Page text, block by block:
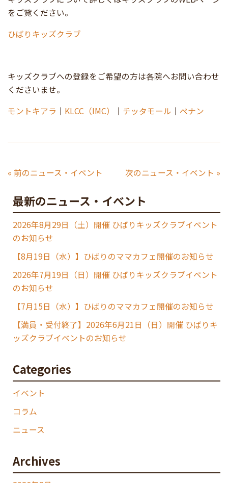
をご覧ください。
ひばりキッズクラブ
キッズクラブへの登録をご希望の方は各院へお問い合わせ
くださいませ。
モントキアラ ｜ KLCC（IMC） ｜ チッタモール ｜ ペナン
« 前のニュース・イベント 次のニュース・イベント »
最新のニュース・イベント
2026年8月29日（土）開催 ひばりキッズクラブイベント
のお知らせ
【8月19日（水）】ひばりのママカフェ開催のお知らせ
2026年7月19日（日）開催 ひばりキッズクラブイベント
のお知らせ
【7月15日（水）】ひばりのママカフェ開催のお知らせ
【満員・受付終了】2026年6月21日（日）開催 ひばりキ
ッズクラブイベントのお知らせ
Categories
イベント
コラム
ニュース
Archives